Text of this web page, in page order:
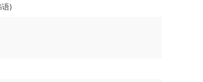
)